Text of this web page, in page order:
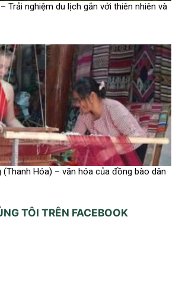
Trải nghiệm du lịch gắn với thiên nhiên và
Hóa) – văn hóa của đồng bào dân
TÔI TRÊN FACEBOOK